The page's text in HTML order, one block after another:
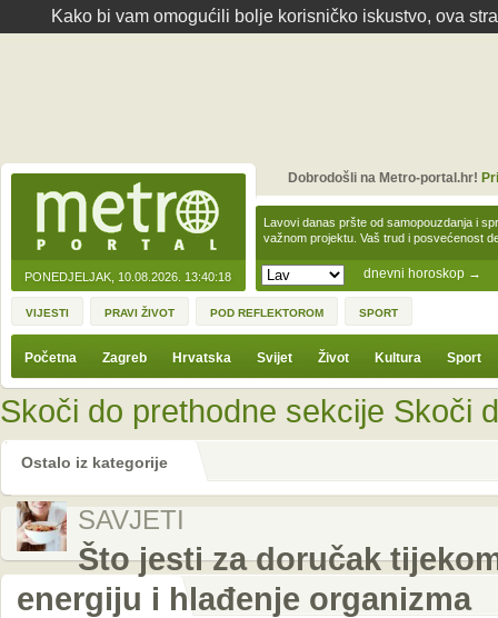
Kako bi vam omogućili bolje korisničko iskustvo, ova
PONEDJELJAK, 10.08.2026. 13:40:18 dnevni horoskop →
Lavovi danas pršte od samopouzdanja i
važnom projektu. Vaš trud i posvećenost
Dobrodošli na Metro-portal.hr!
VIJESTI PRAVI ŽIVOT POD REFLEKTOROM SPORT
Početna Zagreb Hrvatska Svijet Život Kultura Sport
Skoči do prethodne sekcije Skoči
Ostalo iz kategorije
SAVJETI
Što jesti za doručak
energiju i hlađenje organizma